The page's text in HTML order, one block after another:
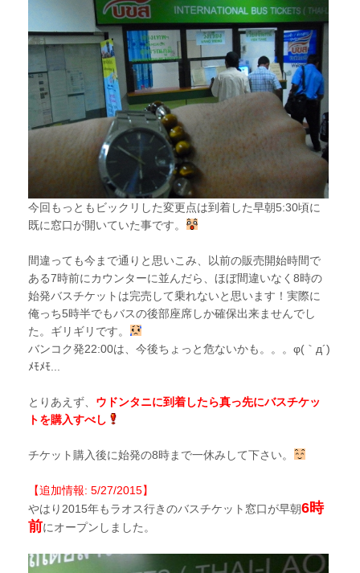
今回もっともビックリした変更点は到着した早朝5:30頃に
既に窓口が開いていた事です。
間違っても今まで通りと思いこみ、以前の販売開始時間で
ある7時前にカウンターに並んだら、ほぼ間違いなく8時の
始発バスチケットは完売して乗れないと思います！実際に
俺っち5時半でもバスの後部座席しか確保出来ませんでし
た。ギリギリです。
バンコク発22:00は、今後ちょっと危ないかも。。。φ(｀д´)
ﾒﾓﾒﾓ...
とりあえず、 ウドンタニに到着したら真っ先にバスチケッ
トを購入すべし
チケット購入後に始発の8時まで一休みして下さい。
【追加情報: 5/27/2015】
やはり2015年もラオス行きのバスチケット窓口が早朝6時
前にオープンしました。